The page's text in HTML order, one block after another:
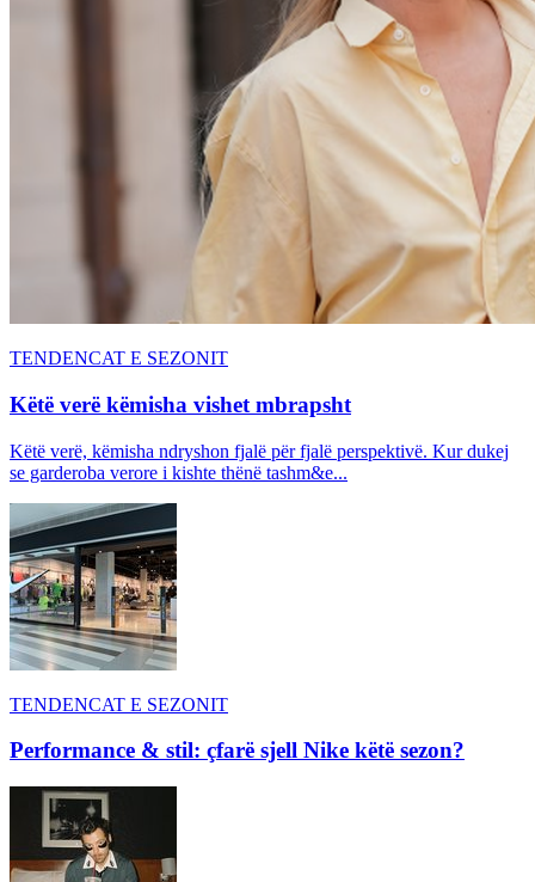
TENDENCAT E SEZONIT
Këtë verë këmisha vishet mbrapsht
Këtë verë, këmisha ndryshon fjalë për fjalë perspektivë. Kur dukej
se garderoba verore i kishte thënë tashm&e...
TENDENCAT E SEZONIT
Performance & stil: çfarë sjell Nike këtë sezon?